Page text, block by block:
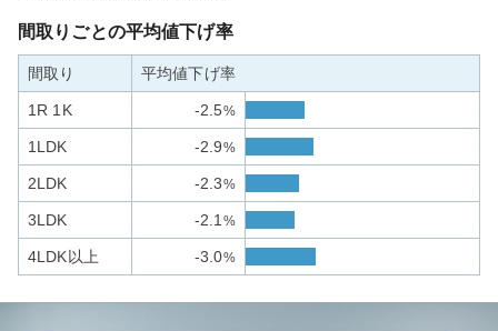
間取りごとの平均値下げ率
間取り 平均値下げ率
1R 1K -2.5%
1LDK -2.9%
2LDK -2.3%
3LDK -2.1 %
4LDK以上 -3.0%